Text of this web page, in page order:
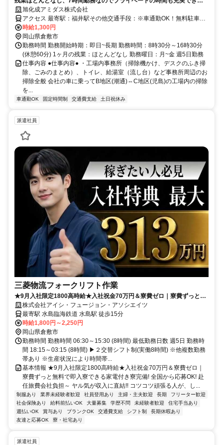
す。旭化成アミダス株式会社
アクセス 最寄駅：福井駅その他交通手段：※車通勤OK！無料駐車場
完備！交通費支給！
時給1,300円
岡山県倉敷市
勤務時間 勤務開始時期：即日~長期 勤務時間：8時30分～16時30分
(休憩60分) 1ヶ月の残業：ほとんどなし 勤務曜日：月~金 週5日勤務
仕事内容 ●仕事内容● ・工場内事務所（掃除機かけ、デスクのふき掃
除、ごみのまとめ）、トイレ、給湯室（流し台）など事務所周辺のお
掃除全般 会社の車に乗ってB地区(潮通)⇔C地区(児島)の工場内の掃除
を...
車通勤OK 固定時間制 交通費支給 土日祝休み
派遣社員
三菱物流フォークリフト作業
★9月入社限定1800高時給★入社祝金70万円＆寮費ゼロ｜寮費ずっと無
料で即入寮できる家電付き寮完備! 全国から応募OK! 赴任旅費会社負担
～
株式会社アイシ・フュージョン・アソシエイツ
最寄駅 水島臨海鉄道 水島駅 徒歩15分
時給1,800円～2,250円
岡山県倉敷市
勤務時間 勤務時間 06:30～15:30 (8時間) 最低勤務日数 週5日 勤務時
間 18:15～03:15 (8時間) ▶２交替シフト制(実働8時間) ※他複数勤務
帯あり ※生産状況により時間帯...
基本情報 ★9月入社限定1800高時給★入社祝金70万円＆寮費ゼロ｜
寮費ずっと無料で即入寮できる家電付き寮完備! 全国から応募OK! 赴
任旅費会社負担～ ヤル気が収入に直結!! コツコツ頑張る人が、し...
制服あり 業界未経験者歓迎 社員登用あり 主婦・主夫歓迎 長期
フリーター歓迎
社会保険あり
給料前払いOK 大量募集 学歴不問 未経験者歓迎
住宅手当あり
週払いOK
賞与あり ブランクOK 交通費支給 シフト制
長期休暇あり
友達と応募OK
寮・社宅あり
派遣社員